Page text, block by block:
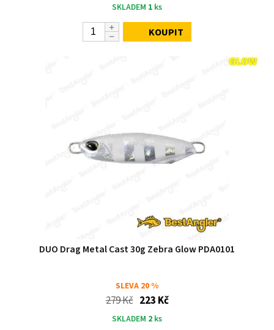
SKLADEM 1 ks
KOUPIT
DUO Drag Metal Cast 30g Zebra Glow PDA0101
SLEVA 20 %
279 Kč 223 Kč
SKLADEM 2 ks